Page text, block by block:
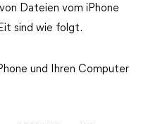
Dateien vom iPhone
sind wie folgt.
und Ihren Computer